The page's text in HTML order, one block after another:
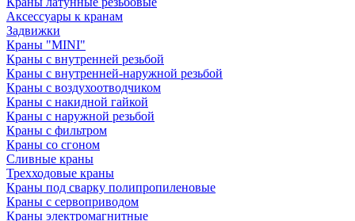
Аксессуары к кранам
Задвижки
Краны "MINI"
Краны с внутренней резьбой
Краны с внутренней-наружной резьбой
Краны с воздухоотводчиком
Краны с накидной гайкой
Краны с наружной резьбой
Краны с фильтром
Краны со сгоном
Сливные краны
Трехходовые краны
Краны под сварку полипропиленовые
Краны с сервоприводом
Краны электромагнитные